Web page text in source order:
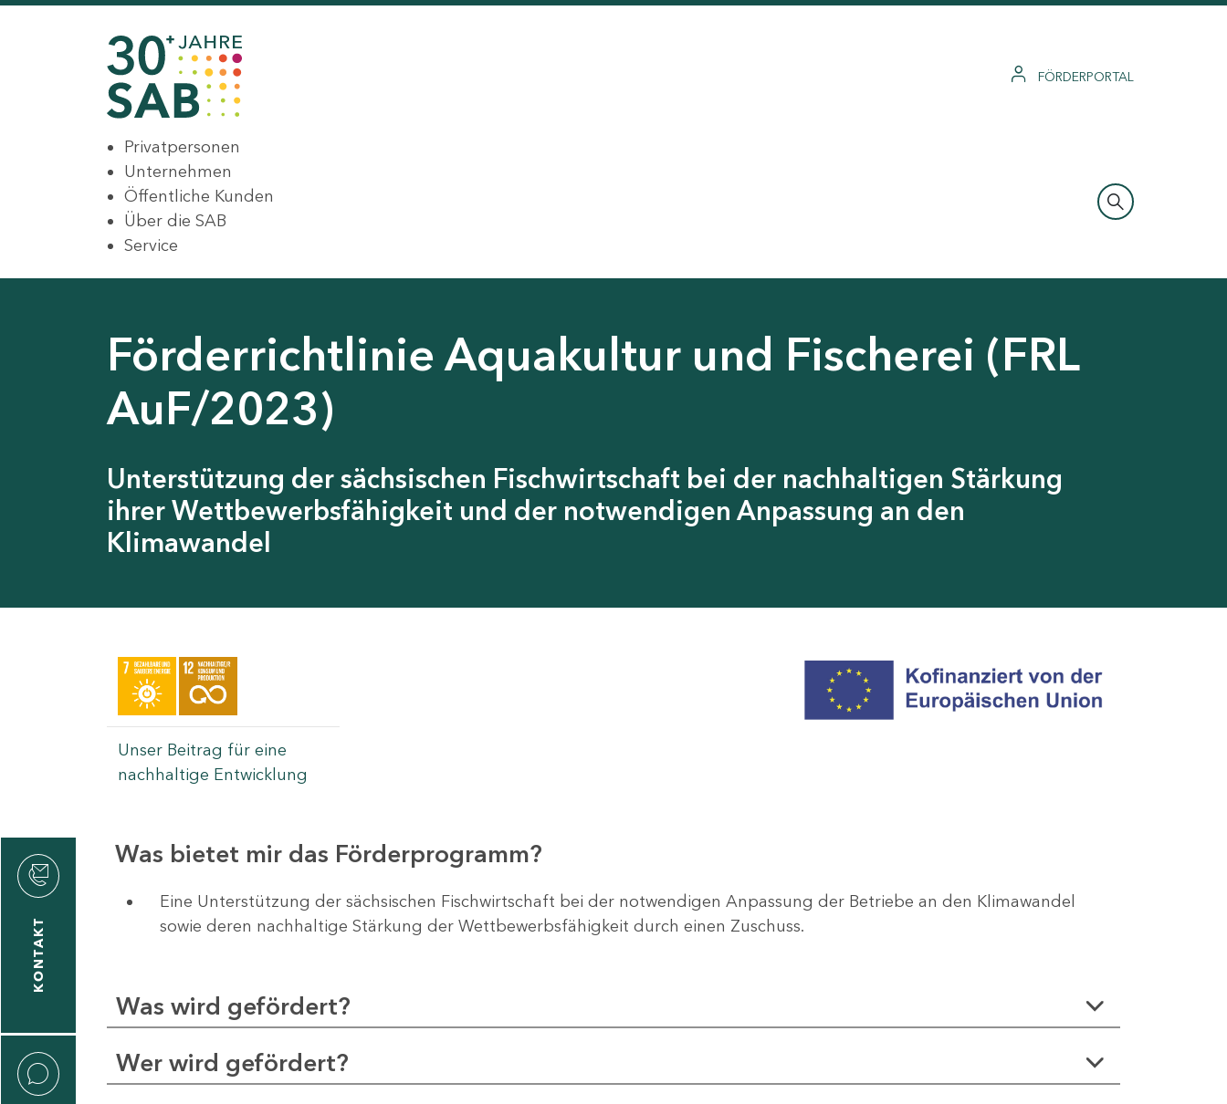
FÖRDERPORTAL
Privatpersonen
Unternehmen
Öffentliche Kunden
Über die SAB
Service
Förderrichtlinie Aquakultur und Fischerei (FRL
AuF/2023)
Unterstützung der sächsischen Fischwirtschaft bei der nachhaltigen Stärkung
ihrer Wettbewerbsfähigkeit und der notwendigen Anpassung an den
Klimawandel
Unser Beitrag für eine
nachhaltige Entwicklung
KONTAKT
Was bietet mir das Förderprogramm?
Eine Unterstützung der sächsischen Fischwirtschaft bei der notwendigen Anpassung der Betriebe an den Klimawandel
sowie deren nachhaltige Stärkung der Wettbewerbsfähigkeit durch einen Zuschuss.
Was wird gefördert?
Wer wird gefördert?